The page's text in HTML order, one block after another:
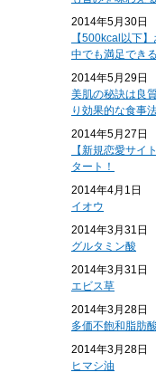
2014年5月30日
【500kcal以下
中でも満足でき
2014年5月29日
美肌の秘訣は良
り効果的な食事
2014年5月27日
【新規恋愛サイ
タート！
2014年4月1日
イオウ
2014年3月31日
グルタミン酸
2014年3月31日
エビス草
2014年3月28日
多価不飽和脂肪
2014年3月28日
ヒマシ油